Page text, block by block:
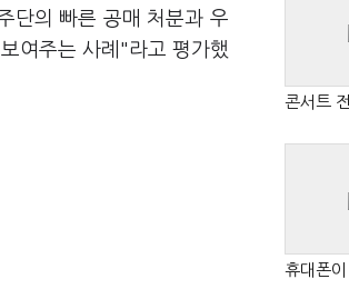
단의 빠른 공매 처분과 우
여주는 사례"라고 평가했
콘서트
휴대폰